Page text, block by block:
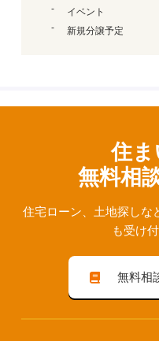
イベント
新規分譲予定
住ま
無料相
住宅ローン、⼟地探しな
も受け
無料相